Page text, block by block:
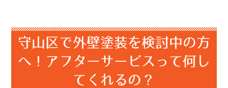
守山区で外壁塗装を検討中の方
へ！アフターサービスって何し
てくれるの？